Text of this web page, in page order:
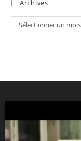
Archives
Sélectionner un mois